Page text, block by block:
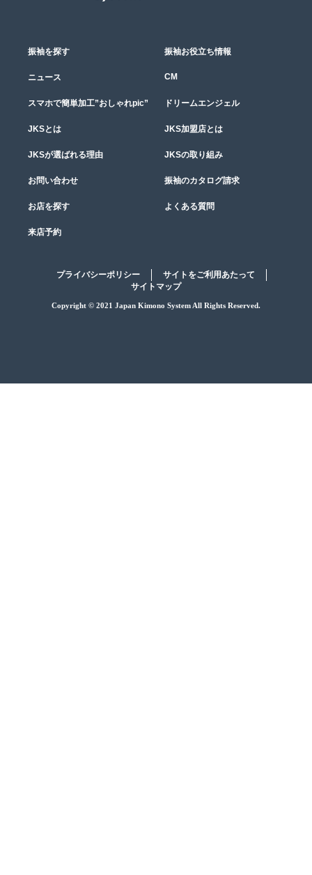
振袖を探す 振袖お役立ち情報
ニュース CM
スマホで簡単加工”おしゃれpic” ドリームエンジェル
JKSとは JKS加盟店とは
JKSが選ばれる理由 JKSの取り組み
お問い合わせ 振袖のカタログ請求
お店を探す よくある質問
来店予約
プライバシーポリシー
サイトをご利用あたって
サイトマップ
Copyright © 2021 Japan Kimono System All Rights Reserved.